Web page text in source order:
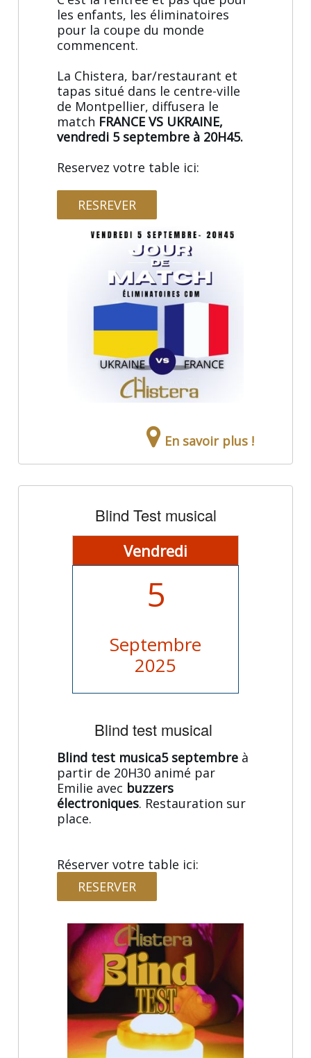
les enfants, les éliminatoires
pour la coupe du monde
commencent.
La Chistera, bar/restaurant et
tapas situé dans le centre-ville
de Montpellier, diffusera le
match FRANCE VS UKRAINE,
vendredi 5 septembre à 20H45.
Reservez votre table ici:
RESREVER
En savoir plus !
Blind Test musical
Vendredi
5
Septembre
2025
Blind test musical
Blind test musica5 septembre à
partir de 20H30 animé par
Emilie avec buzzers
électroniques. Restauration sur
place.
Réserver votre table ici:
RESERVER